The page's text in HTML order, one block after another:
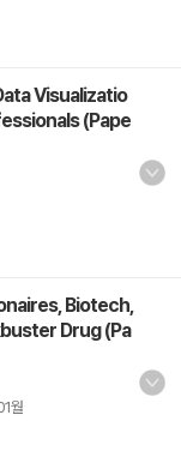
Visualizatio
(Pape
Biotech,
Drug (Pa
월